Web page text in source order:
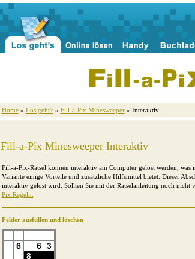
Home » Los geht's » Fill-a-Pix Minesweeper » Interaktiv
Fill-a-Pix Minesweeper Interaktiv
Fill-a-Pix-Rätsel können interaktiv am Computer gelöst werden,
Variante einige Vorteile und zusätzliche Hilfsmittel bietet. Dieser
interaktiv gelöst wird. Sollten Sie mit der Rätselanleitung noch nicht
Pix Regeln.
Felder ausfüllen und löschen